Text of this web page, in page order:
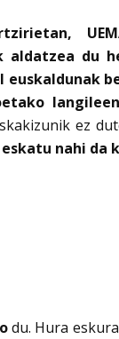
aldatzea du
ez
nahi da
du. Hura